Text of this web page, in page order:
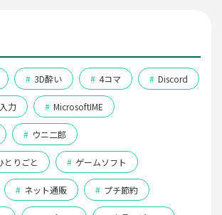
# 3D酔い # 4コマ # Discord
力 # MicrosoftIME
# ウニ二郎
とりごと # ゲームソフト
# ネット通販 # プチ節約